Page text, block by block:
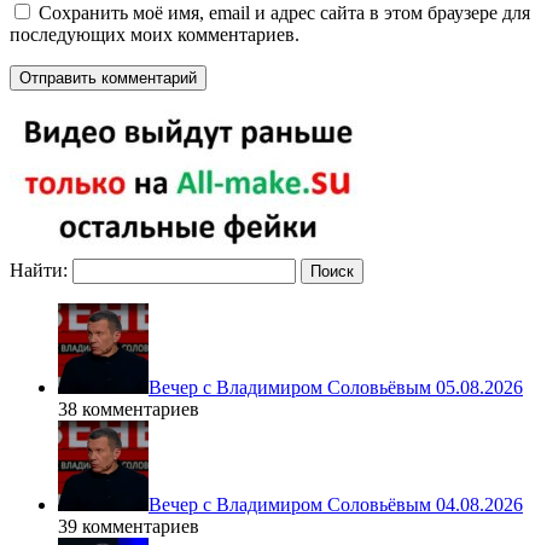
Сохранить моё имя, email и адрес сайта в этом браузере для
последующих моих комментариев.
Найти:
Вечер с Владимиром Соловьёвым 05.08.2026
38 комментариев
Вечер с Владимиром Соловьёвым 04.08.2026
39 комментариев